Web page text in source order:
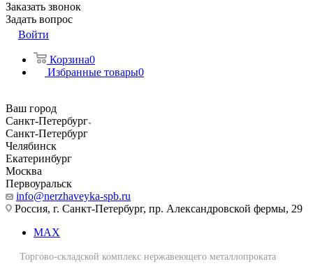
Заказать звонок
Задать вопрос
Войти
Корзина0
Избранные товары0
Ваш город
Санкт-Петербург
Санкт-Петербург
Челябинск
Екатеринбург
Москва
Первоуральск
info@nerzhaveyka-spb.ru
Россия, г. Санкт-Петербург, пр. Александровской фермы, 29
MAX
Торгово-складской комплекс нержавеющего металлопроката